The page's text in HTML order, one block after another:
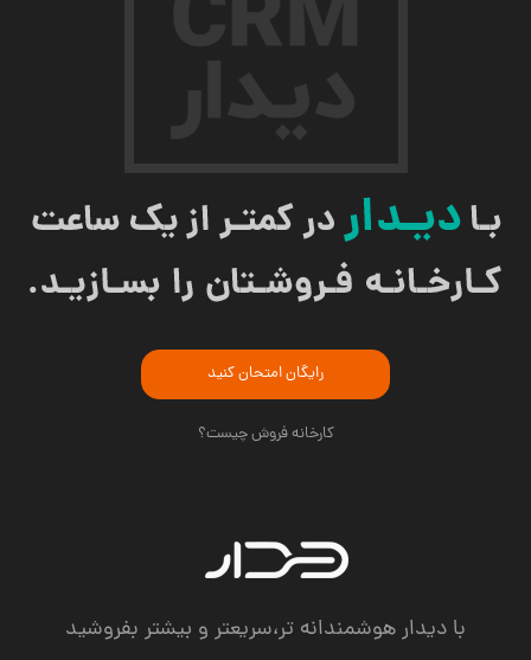
رایگان امتحان کنید
کارخانه فروش چیست؟
با دیدار هوشمندانه تر،سریعتر و بیشتر بفروشید
چطور میتونم کمکتون کنم؟
دیدار چیست؟
دیدار به چه کسب و کارهایی کمک می‌کند؟
چرا دیدار بخرم؟